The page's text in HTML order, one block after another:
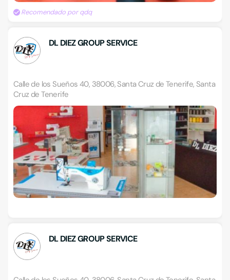
Recomendado por qdq
DL DIEZ GROUP SERVICE
Calle de los Sueños 40, 38006, Santa Cruz de Tenerife, Santa
Cruz de Tenerife
DL DIEZ GROUP SERVICE